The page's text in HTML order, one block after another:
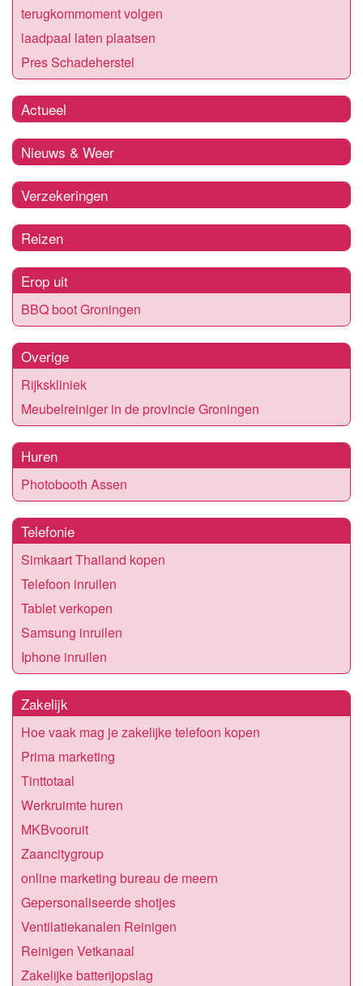
terugkommoment volgen
laadpaal laten plaatsen
Pres Schadeherstel
Actueel
Nieuws & Weer
Verzekeringen
Reizen
Erop uit
BBQ boot Groningen
Overige
Rijkskliniek
Meubelreiniger in de provincie Groningen
Huren
Photobooth Assen
Telefonie
Simkaart Thailand kopen
Telefoon inruilen
Tablet verkopen
Samsung inruilen
Iphone inruilen
Zakelijk
Hoe vaak mag je zakelijke telefoon kopen
Prima marketing
Tinttotaal
Werkruimte huren
MKBvooruit
Zaancitygroup
online marketing bureau de meern
Gepersonaliseerde shotjes
Ventilatiekanalen Reinigen
Reinigen Vetkanaal
Zakelijke batterijopslag